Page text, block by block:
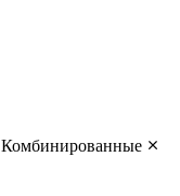
Комбинированные